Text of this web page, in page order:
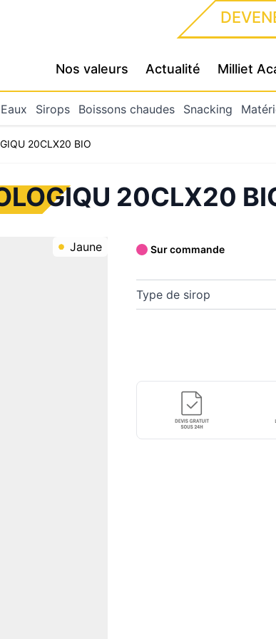
Nos valeurs Actualité Milliet
Eaux Sirops Boissons chaudes Snacking
20CLX20 BIO
20CLX20
Jaune Sur commande
Type de sirop